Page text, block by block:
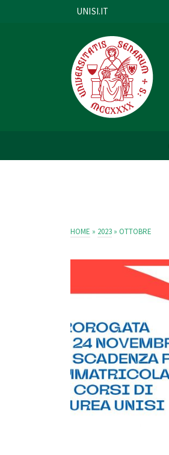
UNISI.IT
HOME » 2023 » OTTOBRE